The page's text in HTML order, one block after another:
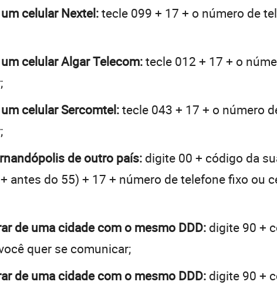
celular Nextel:tecle 099 + 17 + o número de
celular Algar Telecom:tecle 012 + 17 + o
celular Sercomtel:tecle 043 + 17 + o número
de outro país: digite 00 + código da
antes do 55) + 17 + número de telefone fixo ou
de uma cidade com o mesmo DDD: digite 90 +
quer se comunicar;
de uma cidade com o mesmo DDD: digite 90 +